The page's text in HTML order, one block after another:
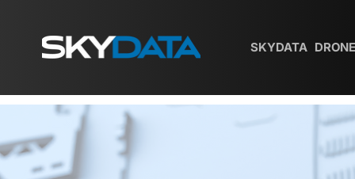
SKYDATA